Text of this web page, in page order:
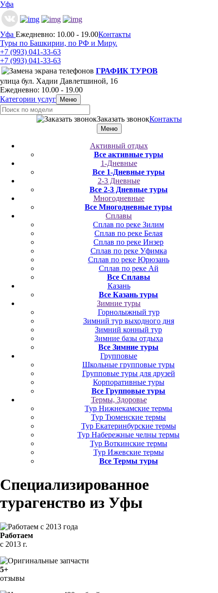
Уфа
Уфа Ежедневно: 10.00 - 19.00Контакты
Туры по Башкирии, по РФ и Миру.
+7 (993) 041-33-63
+7 (993) 041-33-63
ГРАФИК ТУРОВ
улица бул. Хадии Давлетшиной, 16
Ежедневно: 10.00 - 19.00
Категории услуг
Меню
Заказать звонокКонтакты
Меню
Активный отдых
Все активные туры
1-Дневные
Все 1-Дневные туры
2-3 Дневные
Все 2-3 Дневные туры
Многодневные
Все Многодневные туры
Сплавы
Сплав по реке Зилим
Сплав по реке Белая
Сплав по реке Инзер
Сплав по реке Уфимка
Сплав по реке Юрюзань
Сплав по реке Ай
Все Сплавы
Казань
Все Казань туры
Зимние туры
Горнолыжный тур
Зимний тур выходного дня
Зимний конный тур
Зимние базы отдыха
Все Зимние туры
Групповые
Школьные групповые туры
Групповые туры для друзей
Корпоративные туры
Все Групповые туры
Термы, Здоровье
Тур Нижнекамские термы
Тур Тюменские термы
Тур Екатеринбурские термы
Тур Набережные челны термы
Тур Воткинские термы
Тур Ижевские термы
Все Термы туры
Специализированное
турагенство из Уфы
Работаем
с 2013 г.
5+
отзывы